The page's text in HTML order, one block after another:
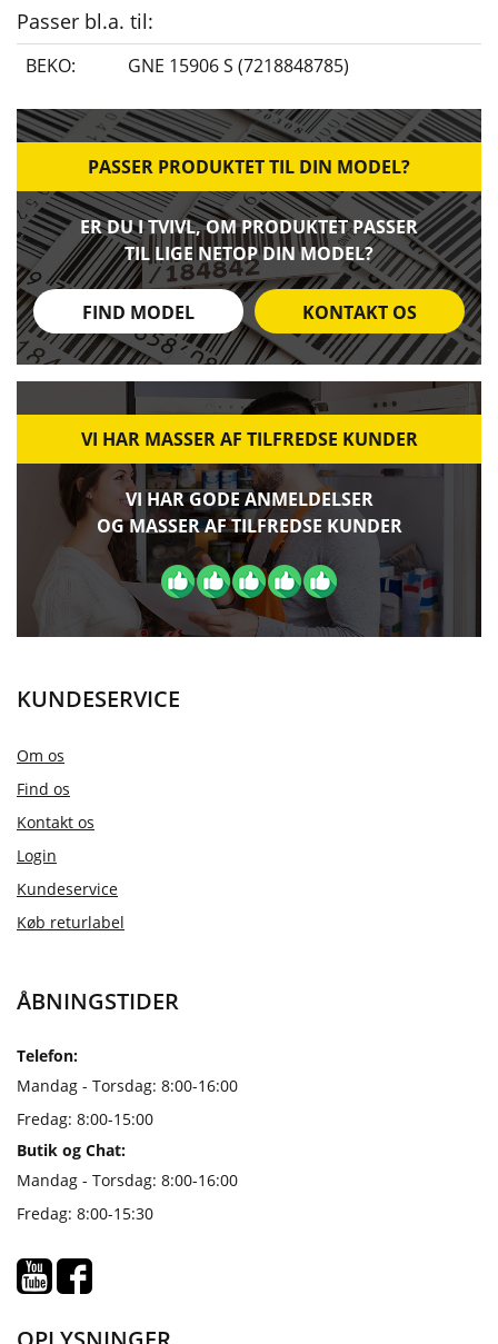
Passer bl.a. til:
BEKO: GNE 15906 S (7218848785)
PASSER PRODUKTET TIL DIN MODEL?
ER DU I TVIVL, OM PRODUKTET PASSER
TIL LIGE NETOP DIN MODEL?
FIND MODEL KONTAKT OS
VI HAR MASSER AF TILFREDSE KUNDER
VI HAR GODE ANMELDELSER
OG MASSER AF TILFREDSE KUNDER
KUNDESERVICE
Om os
Find os
Kontakt os
Login
Kundeservice
Køb returlabel
ÅBNINGSTIDER
Telefon:
Mandag - Torsdag: 8:00-16:00
Fredag: 8:00-15:00
Butik og Chat:
Mandag - Torsdag: 8:00-16:00
Fredag: 8:00-15:30